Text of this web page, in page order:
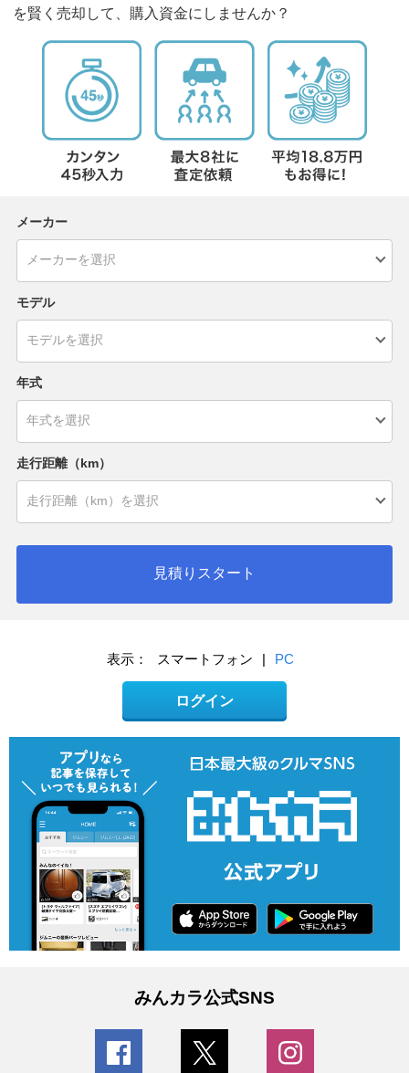
を賢く売却して、購入資金にしませんか？
メーカー
モデル
年式
走行距離（km）
見積りスタート
表示： スマートフォン | PC
ログイン
みんカラ公式SNS